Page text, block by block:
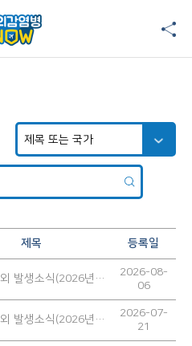
제목 등록일
폴리오 해외 발생소식(2026년 7월)
2026-08-
06
폴리오 해외 발생소식(2026년 6월)
2026-07-
21